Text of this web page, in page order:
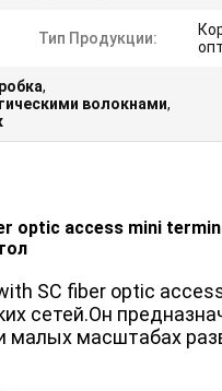
Тип Продукции:
,
волокнами,
access mini
SC fiber optic
сетей.Он
масштабах